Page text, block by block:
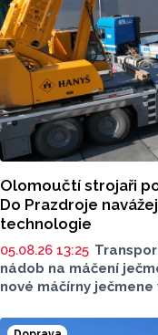
Olomoučtí strojaři
Do Prazdroje
technologie
05.08.26 13:25
nádob na máčení
nové máčírny
MALT, která dokázala